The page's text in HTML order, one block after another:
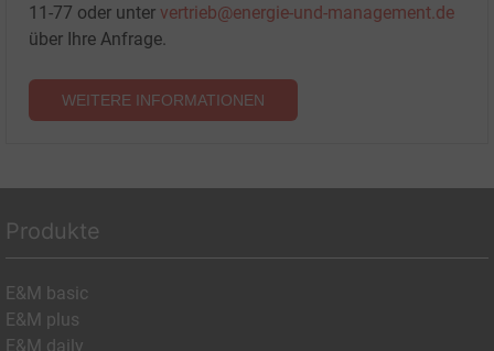
11-77 oder unter vertrieb@energie-und-management.de
über Ihre Anfrage.
WEITERE INFORMATIONEN
Produkte
E&M basic
E&M plus
E&M daily